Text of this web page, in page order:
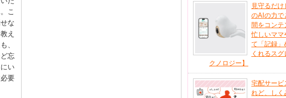
こ
な
え
、
忘
い
要
見守るだ
のAIの力で
間をコンテ
忙しいママ
て「記録」
くれるス
クノロジー】
宅配サービ
れど、しく